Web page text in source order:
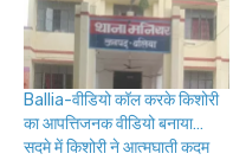
Ballia-वीडियो कॉल करके किशोरी
का आपत्तिजनक वीडियो बनाया…
सदमे में किशोरी ने आत्मघाती कदम